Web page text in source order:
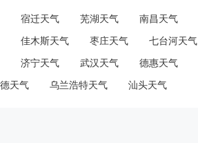
宿迁天气 芜湖天气 南昌天气
佳木斯天气 枣庄天气 七台河天气
济宁天气 武汉天气 德惠天气
天气 乌兰浩特天气 汕头天气